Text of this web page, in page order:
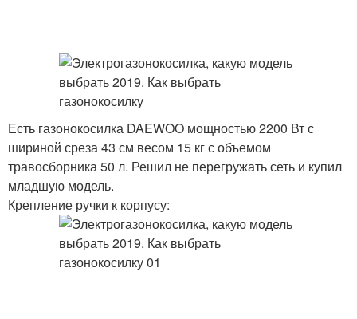
Есть газонокосилка DAEWOO мощностью 2200 Вт с
шириной среза 43 см весом 15 кг с объемом
травосборника 50 л. Решил не перегружать сеть и купил
младшую модель.
Крепление ручки к корпусу: